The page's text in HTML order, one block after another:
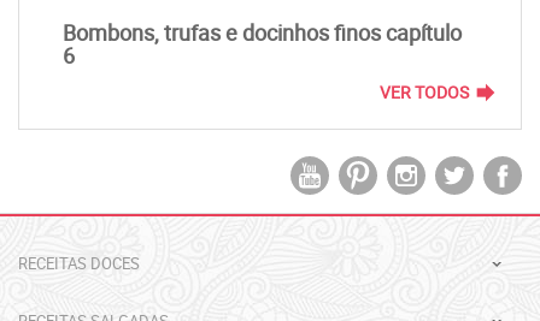
Bombons, trufas e docinhos finos capítulo
6
VER TODOS forward
RECEITAS DOCES